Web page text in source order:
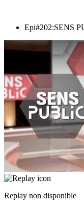
Epi#202:SENS
Replay non disponible